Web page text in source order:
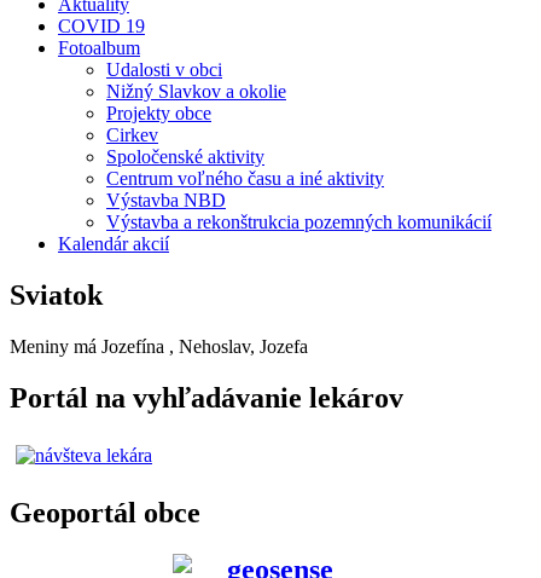
Aktuality
COVID 19
Fotoalbum
Udalosti v obci
Nižný Slavkov a okolie
Projekty obce
Cirkev
Spoločenské aktivity
Centrum voľného času a iné aktivity
Výstavba NBD
Výstavba a rekonštrukcia pozemných komunikácií
Kalendár akcií
Sviatok
Meniny má Jozefína , Nehoslav, Jozefa
Portál na vyhľadávanie lekárov
Geoportál obce